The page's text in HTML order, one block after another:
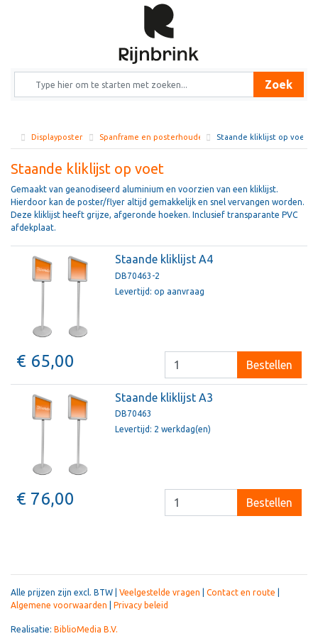
Zoek
Displayposters Spanframe en posterhouder Staande kliklijst op voet
Staande kliklijst op voet
Gemaakt van geanodiseerd aluminium en voorzien van een kliklijst.
Hierdoor kan de poster/flyer altijd gemakkelijk en snel vervangen worden.
Deze kliklijst heeft grijze, afgeronde hoeken. Inclusief transparante PVC
afdekplaat.
Staande kliklijst A4
DB70463-2
Levertijd: op aanvraag
€ 65,00 Bestellen
Staande kliklijst A3
DB70463
Levertijd: 2 werkdag(en)
€ 76,00 Bestellen
Alle prijzen zijn excl. BTW | Veelgestelde vragen Contact en route
Algemene voorwaarden
Privacy beleid
Realisatie: BiblioMedia B.V.